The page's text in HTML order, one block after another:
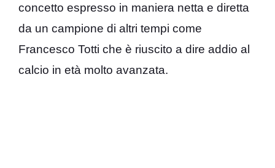
concetto espresso in maniera netta e diretta
da un campione di altri tempi come
Francesco Totti che è riuscito a dire addio al
calcio in età molto avanzata.